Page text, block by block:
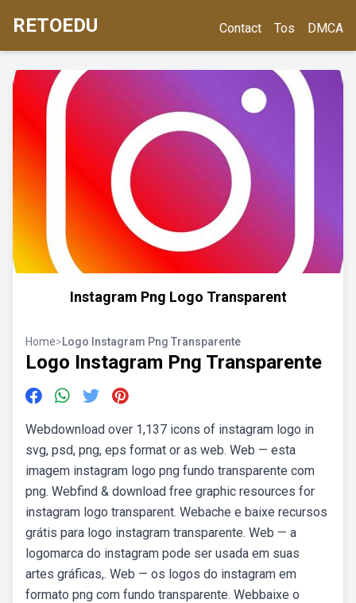
RETOEDU Contact Tos DMCA
Instagram Png Logo Transparent
Home>Logo Instagram Png Transparente
Logo Instagram Png Transparente
Webdownload over 1,137 icons of instagram logo in
svg, psd, png, eps format or as web. Web — esta
imagem instagram logo png fundo transparente com
png. Webfind & download free graphic resources for
instagram logo transparent. Webache e baixe recursos
grátis para logo instagram transparente. Web — a
logomarca do instagram pode ser usada em suas
artes gráficas,. Web — os logos do instagram em
formato png com fundo transparente. Webbaixe o